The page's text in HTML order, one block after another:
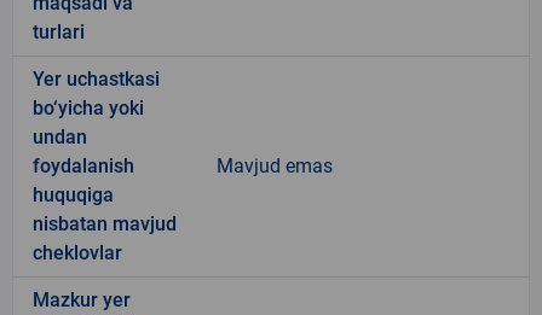
turlari
Yer uchastkasi
bo‘yicha yoki
undan
foydalanish
huquqiga
nisbatan mavjud
cheklovlar
Mavjud emas
Mazkur yer